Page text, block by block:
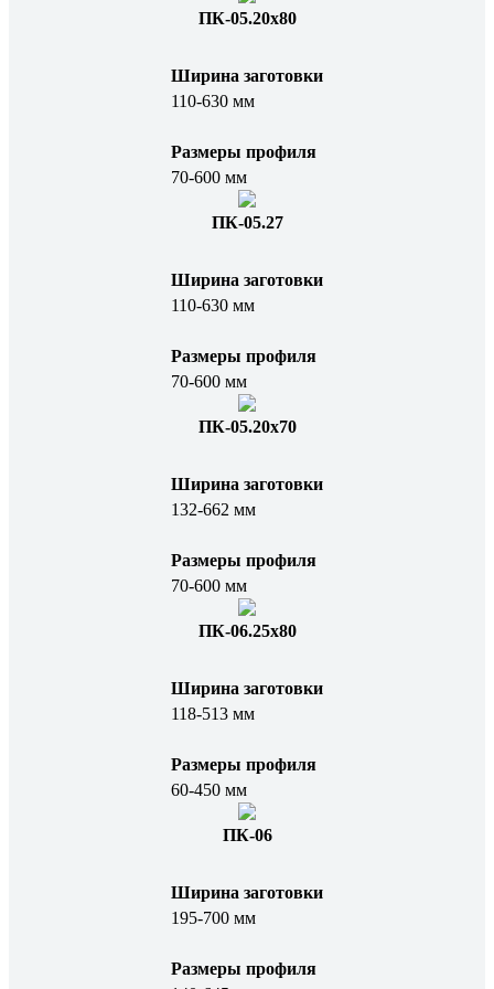
ПК-05.20x80
Ширина заготовки
110-630 мм
Размеры профиля
70-600 мм
ПК-05.27
Ширина заготовки
110-630 мм
Размеры профиля
70-600 мм
ПК-05.20x70
Ширина заготовки
132-662 мм
Размеры профиля
70-600 мм
ПК-06.25х80
Ширина заготовки
118-513 мм
Размеры профиля
60-450 мм
ПК-06
Ширина заготовки
195-700 мм
Размеры профиля